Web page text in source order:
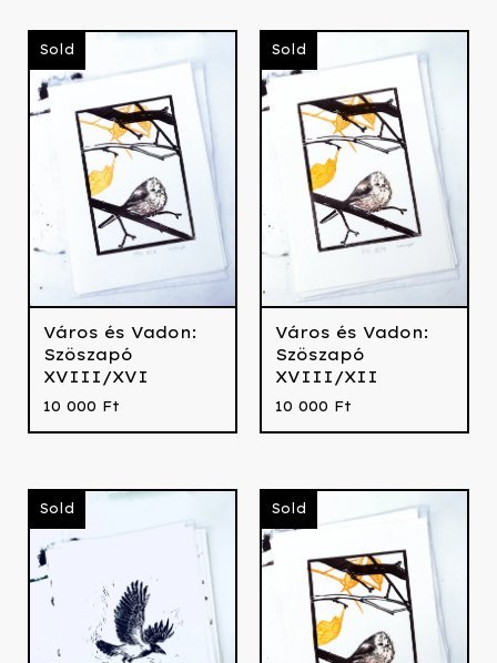
Sold
Város és Vadon:
Szöszapó
XVIII/XVI
10 000 Ft
Sold
Város és Vadon:
Szöszapó
XVIII/XII
10 000 Ft
Sold Sold